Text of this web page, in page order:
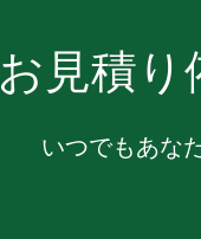
お見積り
いつでもあな